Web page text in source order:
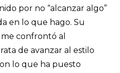
por no “alcanzar algo”
en lo que hago. Su
confrontó al
de avanzar al estilo
lo que ha puesto